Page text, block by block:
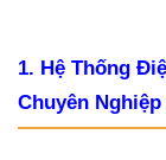
1. Hệ Thống
Chuyên